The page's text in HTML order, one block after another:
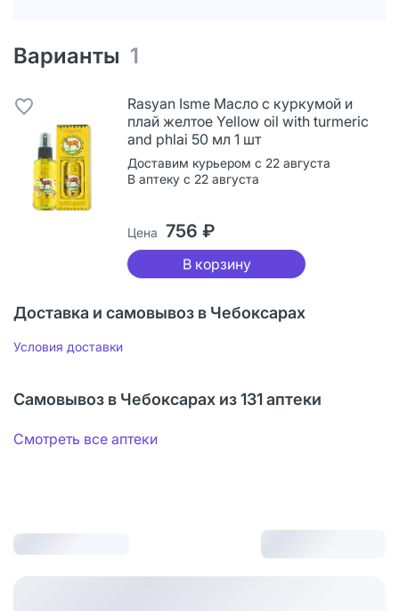
Варианты 1
Rasyan Isme Масло с куркумой и
плай желтое Yellow oil with turmeric
and phlai 50 мл 1 шт
Доставим курьером с 22 августа
В аптеку с 22 августа
Цена 756 ₽
В корзину
Доставка и самовывоз в Чебоксарах
Условия доставки
Самовывоз в Чебоксарах из 131 аптеки
Смотреть все аптеки